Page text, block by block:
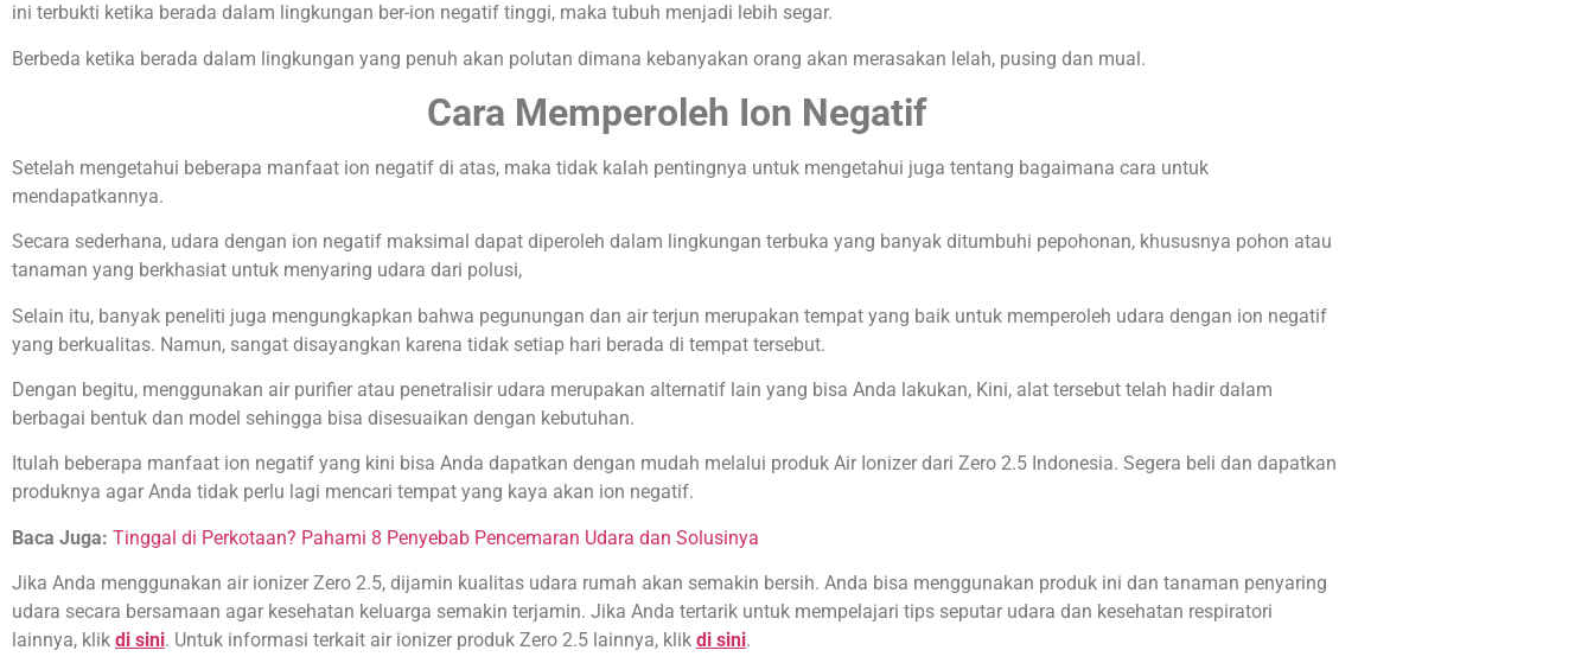
ini terbukti ketika berada dalam lingkungan ber-ion negatif tinggi, maka tubuh menjadi lebih segar.
Berbeda ketika berada dalam lingkungan yang penuh akan polutan dimana kebanyakan orang akan merasakan lelah, pusing dan mual.
Cara Memperoleh Ion Negatif
Setelah mengetahui beberapa manfaat ion negatif di atas, maka tidak kalah pentingnya untuk mengetahui juga tentang bagaimana cara untuk
mendapatkannya.
Secara sederhana, udara dengan ion negatif maksimal dapat diperoleh dalam lingkungan terbuka yang banyak ditumbuhi pepohonan, khususnya pohon atau
tanaman yang berkhasiat untuk menyaring udara dari polusi,
Selain itu, banyak peneliti juga mengungkapkan bahwa pegunungan dan air terjun merupakan tempat yang baik untuk memperoleh udara dengan ion negatif
yang berkualitas. Namun, sangat disayangkan karena tidak setiap hari berada di tempat tersebut.
Dengan begitu, menggunakan air purifier atau penetralisir udara merupakan alternatif lain yang bisa Anda lakukan, Kini, alat tersebut telah hadir dalam
berbagai bentuk dan model sehingga bisa disesuaikan dengan kebutuhan.
Itulah beberapa manfaat ion negatif yang kini bisa Anda dapatkan dengan mudah melalui produk Air Ionizer dari Zero 2.5 Indonesia. Segera beli dan dapatkan
produknya agar Anda tidak perlu lagi mencari tempat yang kaya akan ion negatif.
Baca Juga: Tinggal di Perkotaan? Pahami 8 Penyebab Pencemaran Udara dan Solusinya
Jika Anda menggunakan air ionizer Zero 2.5, dijamin kualitas udara rumah akan semakin bersih. Anda bisa menggunakan produk ini dan tanaman penyaring
udara secara bersamaan agar kesehatan keluarga semakin terjamin. Jika Anda tertarik untuk mempelajari tips seputar udara dan kesehatan respiratori
lainnya, klik di sini. Untuk informasi terkait air ionizer produk Zero 2.5 lainnya, klik di sini.